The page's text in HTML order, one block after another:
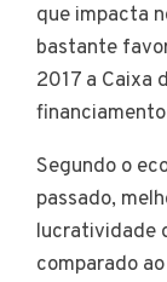
que impacta
bastante
2017 a Caixa
Segundo o
passado,
lucratividade
comparado